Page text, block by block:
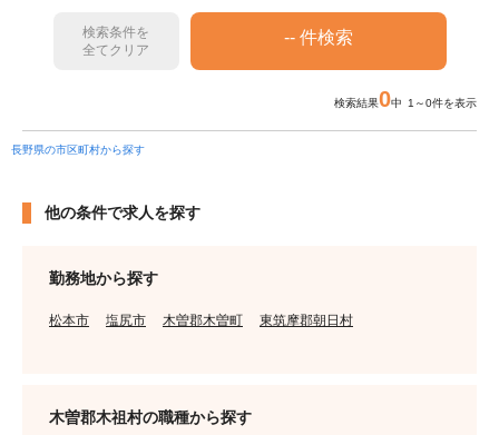
検索条件を
全てクリア
検索結果0中 1～0件を表示
長野県の市区町村から探す
他の条件で求人を探す
勤務地から探す
松本市 塩尻市 木曽郡木曽町 東筑摩郡朝日村
木曽郡木祖村の職種から探す